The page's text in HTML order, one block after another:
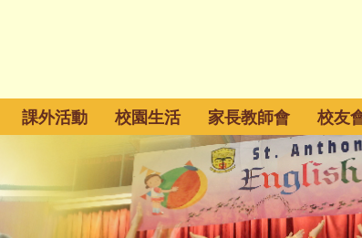
課外活動 校園生活 家長教師會 校友